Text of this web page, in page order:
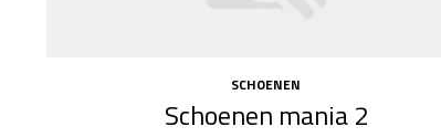
SCHOENEN
Schoenen mania 2